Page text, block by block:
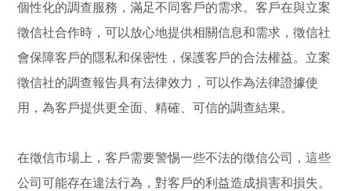
個性化的調查服務，滿足不同客戶的需求。客戶在與立案
徵信社合作時，可以放心地提供相關信息和需求，徵信社
會保障客戶的隱私和保密性，保護客戶的合法權益。立案
徵信社的調查報告具有法律效力，可以作為法律證據使
用，為客戶提供更全面、精確、可信的調查結果。
在徵信市場上，客戶需要警惕一些不法的徵信公司，這些
公司可能存在違法行為，對客戶的利益造成損害和損失。